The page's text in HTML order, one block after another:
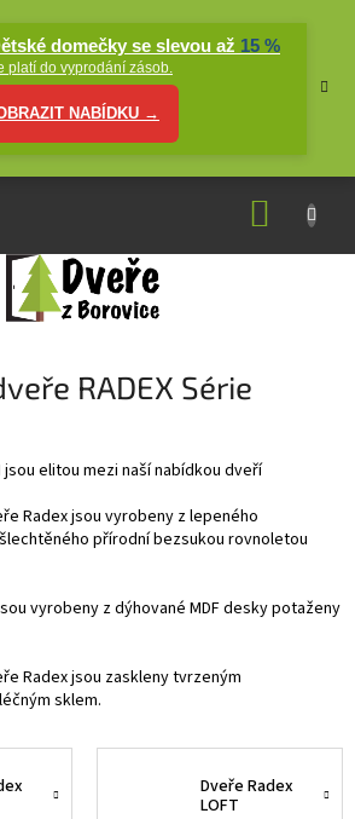
domečky se slevou až 15 %
platí do vyprodání zásob.
NABÍDKU →
RADEX Série
jsou elitou mezi naší nabídkou dveří
Radex jsou vyrobeny z lepeného
přírodní bezsukou rovnoletou
vyrobeny z dýhované MDF desky potaženy
Radex jsou zaskleny tvrzeným
sklem.
Dveře Radex
LOFT